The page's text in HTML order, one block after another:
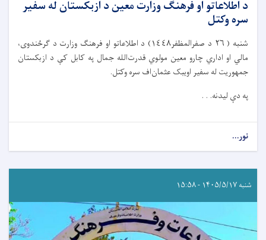
د اطلاعاتو او فرهنګ وزارت معین د ازبکستان له سفیر
سره وکتل
شنبه ( ٢٦ د صفرالمظفر١٤٤٨) د اطلاعاتو او فرهنګ وزارت د ګرځندوی،
مالي او اداري چارو معین مولوي قدرت‌الله جمال په کابل کې د ازبکستان
جمهوریت له سفیر اویبک عثمان‌اف سره وکتل.
په دې لیدنه. . .
نور...
شنبه ۱۴۰۵/۵/۱۷ - ۱۵:۵۸